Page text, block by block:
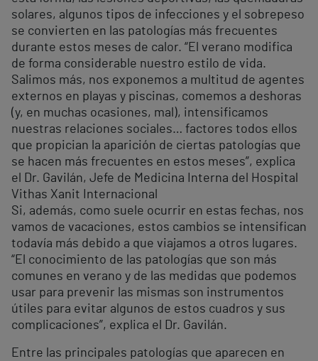
solares, algunos tipos de infecciones y el sobrepeso
se convierten en las patologías más frecuentes
durante estos meses de calor. “El verano modifica
de forma considerable nuestro estilo de vida.
Salimos más, nos exponemos a multitud de agentes
externos en playas y piscinas, comemos a deshoras
(y, en muchas ocasiones, mal), intensificamos
nuestras relaciones sociales… factores todos ellos
que propician la aparición de ciertas patologías que
se hacen más frecuentes en estos meses”, explica
el Dr. Gavilán, Jefe de Medicina Interna del Hospital
Vithas Xanit Internacional
Si, además, como suele ocurrir en estas fechas, nos
vamos de vacaciones, estos cambios se intensifican
todavía más debido a que viajamos a otros lugares.
“El conocimiento de las patologías que son más
comunes en verano y de las medidas que podemos
usar para prevenir las mismas son instrumentos
útiles para evitar algunos de estos cuadros y sus
complicaciones”, explica el Dr. Gavilán.
Entre las principales patologías que aparecen en